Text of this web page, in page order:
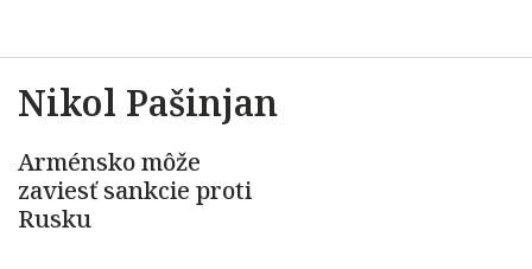
Nikol Pašinjan
Arménsko môže
zaviesť sankcie proti
Rusku